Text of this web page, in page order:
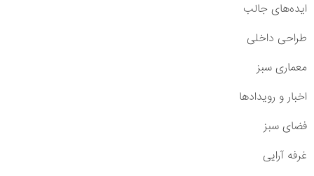
ایده‌های جالب
طراحی داخلی
معماری سبز
اخبار و رویدادها
فضای سبز
غرفه آرایی